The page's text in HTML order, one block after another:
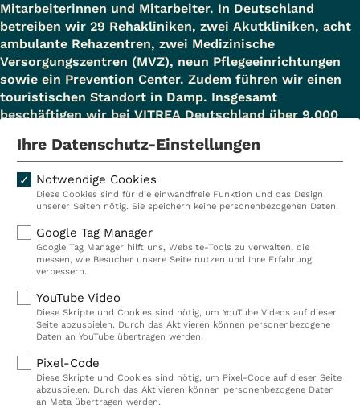
Behandlungen können auch durch
Selbstzahler in Anspruch
genommen werden.
Mitarbeiterinnen und Mitarbeiter. In Deutschland
betreiben wir 29 Rehakliniken, zwei Akutkliniken, acht
ambulante Rehazentren, zwei Medizinische
Versorgungszentren (MVZ), neun Pflegeeinrichtungen
sowie ein Prevention Center. Zudem führen wir einen
touristischen Standort in Damp. Insgesamt
beschäftigen wir bei VITREA Deutschland über 9.000
Kliniken
Ambulant
Reha
Prävention
Karriere
VITREA Deutschland
IMPRESSUM
HINWEISGEBERSYSTEM
AUFSICHTSBEHÖRDEN
Ihre Datenschutz-Einstellungen
Notwendige Cookies
Diese Cookies sind für die einwandfreie Funktion und das Design
unserer Seiten nötig. Sie speichern keine personenbezogenen Daten.
Google Tag Manager
Google Tag Manager hilft uns, Website-Tools zu verwalten, die
messen, wie Besucher unsere Seite nutzen und Ihre Erfahrung
verbessern.
YouTube Video
Diese Skripte und Cookies sind nötig, um YouTube Videos auf dieser
Seite abzuspielen. Durch das Aktivieren können personenbezogene
Daten an YouTube übertragen werden.
Pixel-Code
Diese Skripte und Cookies sind nötig, um Pixel-Code auf dieser Seite
abzuspielen. Durch das Aktivieren können personenbezogene Daten
an Meta übertragen werden.